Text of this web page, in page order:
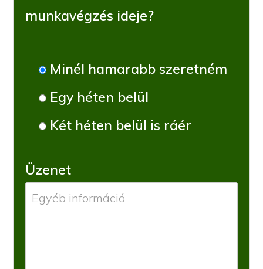
munkavégzés ideje?
Minél hamarabb szeretném
Egy héten belül
Két héten belül is ráér
Üzenet